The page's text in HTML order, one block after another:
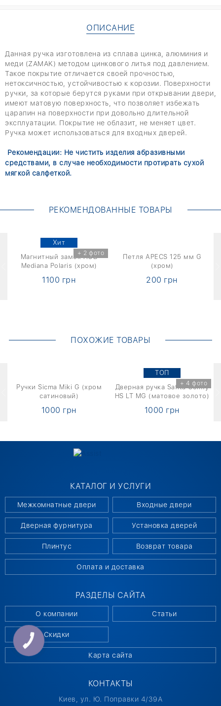
ОПИСАНИЕ
Данная ручка изготовлена из сплава цинка, алюминия и
меди (ZAMAK) методом цинкового литья под давлением.
Такое покрытие отличается своей прочностью,
нетоксичностью, устойчивостью к корозии. Поверхности
ручки, за которые берутся руками при открывании двери,
имеют матовую поверхность, что позволяет избежать
царапин на поверхности при довольно длительной
эксплуатации. Покрытие не облазит, не меняет цвет.
Ручка может использоваться для входных дверей.
Рекомендации: Не чистить изделия абразивными
средствами, в случае необходимости протирать сухой
мягкой салфеткой.
РЕКОМЕНДОВАННЫЕ ТОВАРЫ
Хит
+ 2 фото
Магнитный замок AGB
Mediana Polaris (хром)
1100 грн
Петля APECS 125 мм G
(хром)
200 грн
ПОХОЖИЕ ТОВАРЫ
Ручки Sicma Miki G (хром
сатиновый)
1000 грн
TOП
+ 4 фото
Дверная ручка Safita Comfy
HS LT MG (матовое золото)
1000 грн
КАТАЛОГ И УСЛУГИ
Межкомнатные двери Входные двери
Дверная фурнитура Установка дверей
Плинтус Возврат товара
Оплата и доставка
РАЗДЕЛЫ САЙТА
О компании Статьи
Скидки
Карта сайта
КОНТАКТЫ
Киев, ул. Ю. Поправки 4/39А
КНОПКА
СВЯЗИ